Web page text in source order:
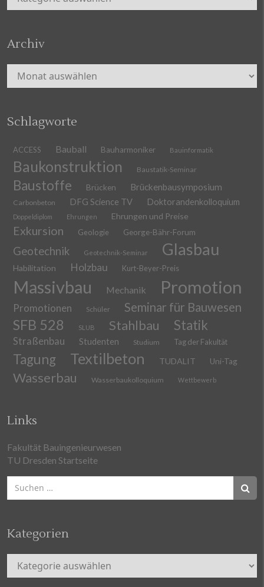
Archiv
Archiv
Schlagworte
ACCESS Bauball Bauharmoniker Bauinformatik
Baukonstruktion Baustatik-Seminar
Baustoffe Brücken Brückenbausymposium
Carbonbeton DFG Science TV Doktorandenkolloquium
Doppeldiplom Ehrungen Ehrungen und Preise
Exkursion Geologie George-Bähr-Forum
Geotechnik Geotechnik-Seminar Glasbau
Habilitation Holzbau Kurt-Beyer-Preis
Massivbau Mechanik Promotion
Promotionen Schüler Seminar für Bauwesen
SFB 528 SLUB Stahlbau Statik
Straßenbau Studenten Studium Tag der Fakultät
Tagung Textilbeton TUDALIT Uni-Tag
Wasserbau Wasserbaukolloquium Wettbewerb
Links
Fakultät Bauingenieurwesen
TU Dresden Startseite
Suchen
nach:
Kategorien
Kategorien